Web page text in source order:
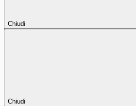
Chiudi
Chiudi